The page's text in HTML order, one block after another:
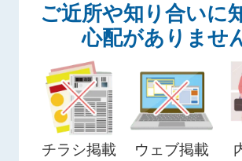
ご近所や知り合いに
心配がありませ
チラシ掲載 ウェブ掲載